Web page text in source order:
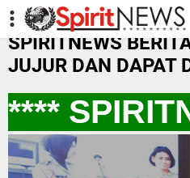
-->
SPIRITNEWS
JUJUR DAN DAPAT